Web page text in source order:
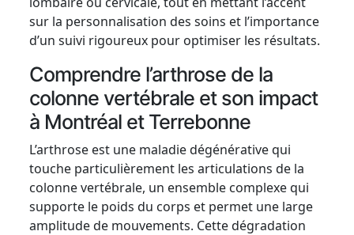
sur la personnalisation des soins et l’importance
d’un suivi rigoureux pour optimiser les résultats.
Comprendre l’arthrose de la
colonne vertébrale et son impact
à Montréal et Terrebonne
L’arthrose est une maladie dégénérative qui
touche particulièrement les articulations de la
colonne vertébrale, un ensemble complexe qui
supporte le poids du corps et permet une large
amplitude de mouvements. Cette dégradation